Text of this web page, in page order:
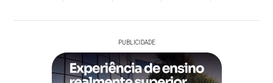
PUBLICIDADE